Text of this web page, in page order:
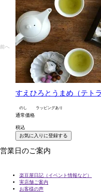
前へ
すえひろとうまめ（テト
のし ラッピングあり
通常価格
税込
お気に入りに登録する
営業日のご案内
楽豆屋日記（イベント情報など）
実店舗ご案内
お客様の声